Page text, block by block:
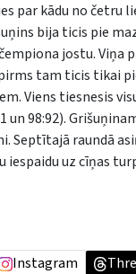
par kādu no četru
bija ticis pie
jostu. Viņa
tam ticis tikai
Viens tiesnesis
un 98:92).
Septītajā raundā
uz cīņas
Instagram